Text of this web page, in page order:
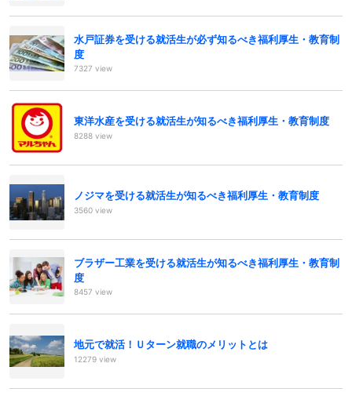
水戸証券を受ける就活生が必ず知るべき福利厚生・教育制
度
7327 view
東洋水産を受ける就活生が知るべき福利厚生・教育制度
8288 view
ノジマを受ける就活生が知るべき福利厚生・教育制度
3560 view
ブラザー工業を受ける就活生が知るべき福利厚生・教育制
度
8457 view
地元で就活！Ｕターン就職のメリットとは
12279 view